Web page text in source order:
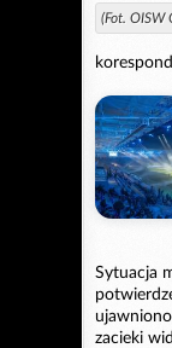
(Fot. OISW
Sytuacja
zacieki